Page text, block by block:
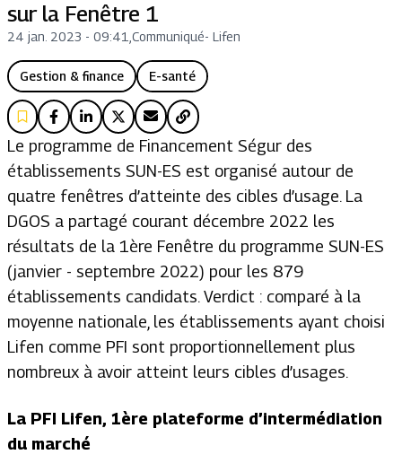
sur la Fenêtre 1
24 jan. 2023 - 09:41 Communiqué- Lifen
Gestion & finance E-santé
Le programme de Financement Ségur des
établissements SUN-ES est organisé autour de
quatre fenêtres d’atteinte des cibles d’usage. La
DGOS a partagé courant décembre 2022 les
résultats de la 1ère Fenêtre du programme SUN-ES
(janvier - septembre 2022) pour les 879
établissements candidats. Verdict : comparé à la
moyenne nationale, les établissements ayant choisi
Lifen comme PFI sont proportionnellement plus
nombreux à avoir atteint leurs cibles d’usages.
La PFI Lifen, 1ère plateforme d’intermédiation
du marché